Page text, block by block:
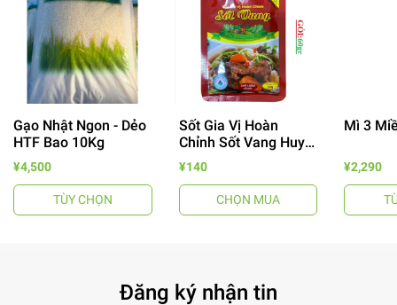
- 64%
Gạo Nhật Ngon - Dẻo
HTF Bao 10Kg
¥4,500
TÙY CHỌN
Sốt Gia Vị Hoàn
Chỉnh Sốt Vang Huy
Tuấn
¥140
CHỌN MUA
Mì 3
¥2,290
Đăng ký nhận tin